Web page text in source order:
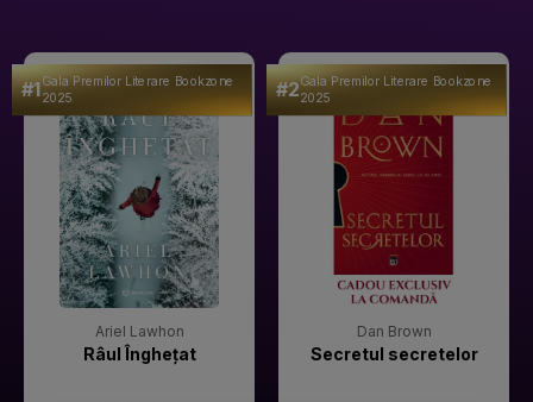
#1Gala Premilor Literare Bookzone
2025
Ariel Lawhon
Râul Înghețat
#2Gala Premilor Literare Bookzone
2025
Dan Brown
Secretul secretelor